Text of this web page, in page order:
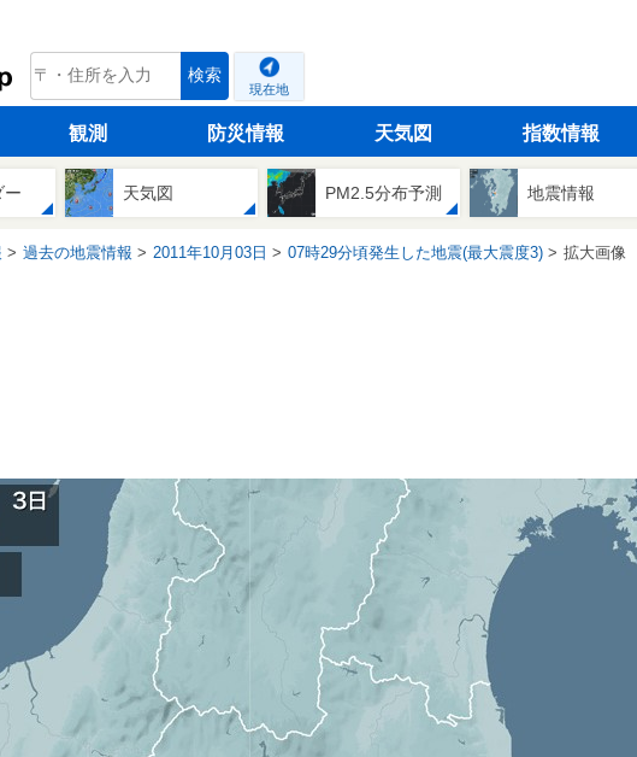
tenki.jp 検索
現在地
観測 防災情報 天気図 指数情報
ー 天気図 PM2.5分布予測 地震情報
過去の地震情報 2011年10月03日 07時29分頃発生した地震(最大震度3) 拡大画像